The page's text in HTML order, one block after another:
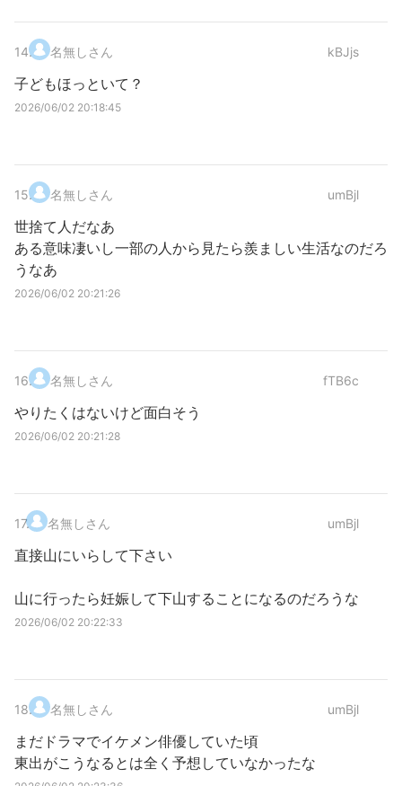
14. 名無しさん kBJjs
子どもほっといて？
2026/06/02 20:18:45
15. 名無しさん umBjl
世捨て人だなあ
ある意味凄いし一部の人から見たら羨ましい生活なのだろ
うなあ
2026/06/02 20:21:26
16. 名無しさん fTB6c
やりたくはないけど面白そう
2026/06/02 20:21:28
17. 名無しさん umBjl
直接山にいらして下さい
山に行ったら妊娠して下山することになるのだろうな
2026/06/02 20:22:33
18. 名無しさん umBjl
まだドラマでイケメン俳優していた頃
東出がこうなるとは全く予想していなかったな